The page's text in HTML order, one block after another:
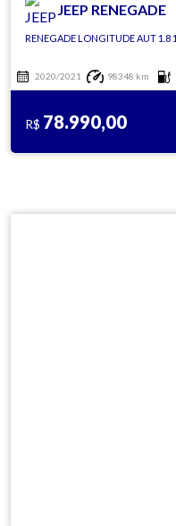
JEEP RENEGADE
RENEGADE LONGITUDE AUT 1.8
2020/2021 98348 km
R$ 78.990,00